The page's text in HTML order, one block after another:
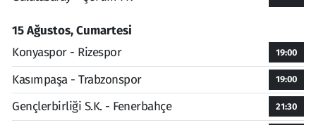
15 Ağustos, Cumartesi
Konyaspor - Rizespor
19:00
Kasımpaşa - Trabzonspor 19:00
Gençlerbirliği S.K. - Fenerbahçe 21:30